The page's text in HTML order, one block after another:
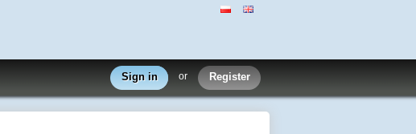
Sign in or Register